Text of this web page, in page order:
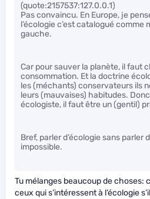
(quote:2157537:127.0.0.1)
Pas convaincu. En Europe, je
l’écologie c’est catalogué
gauche.
Car pour sauver la planète, il faut
consommation. Et la doctrine
les (méchants) conservateurs ils
leurs (mauvaises) habitudes.
écologiste, il faut être un (gentil)
Bref, parler d’écologie sans parler
impossible.
Tu mélanges beaucoup de choses:
ceux qui s’intéressent à l’écologie